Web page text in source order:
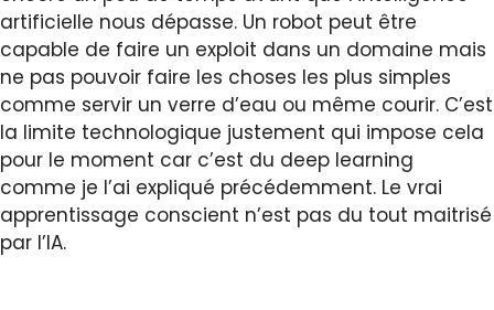
artificielle nous dépasse. Un robot peut être
capable de faire un exploit dans un domaine mais
ne pas pouvoir faire les choses les plus simples
comme servir un verre d’eau ou même courir. C’est
la limite technologique justement qui impose cela
pour le moment car c’est du deep learning
comme je l’ai expliqué précédemment. Le vrai
apprentissage conscient n’est pas du tout maitrisé
par l’IA.